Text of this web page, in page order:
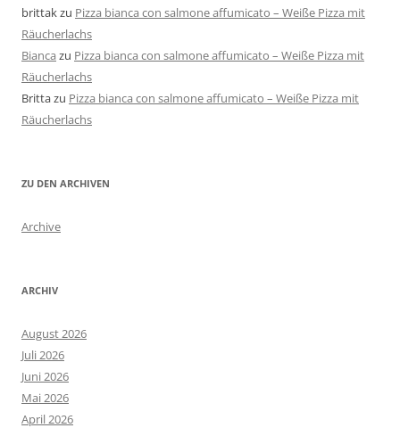
brittakzu Pizza bianca con salmone affumicato – Weiße Pizza mit
Räucherlachs
Bianca zu Pizza bianca con salmone affumicato – Weiße Pizza mit
Räucherlachs
Brittazu Pizza bianca con salmone affumicato – Weiße Pizza mit
Räucherlachs
ZU DEN ARCHIVEN
Archive
ARCHIV
August 2026
Juli 2026
Juni 2026
Mai 2026
April 2026